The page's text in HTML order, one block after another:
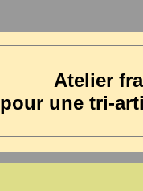
Atelier
pour une tri-